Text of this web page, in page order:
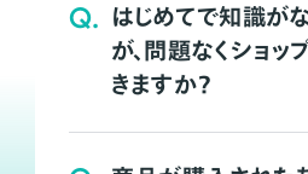
Q. はじめてで知識が
が、問題なくショッ
きますか？